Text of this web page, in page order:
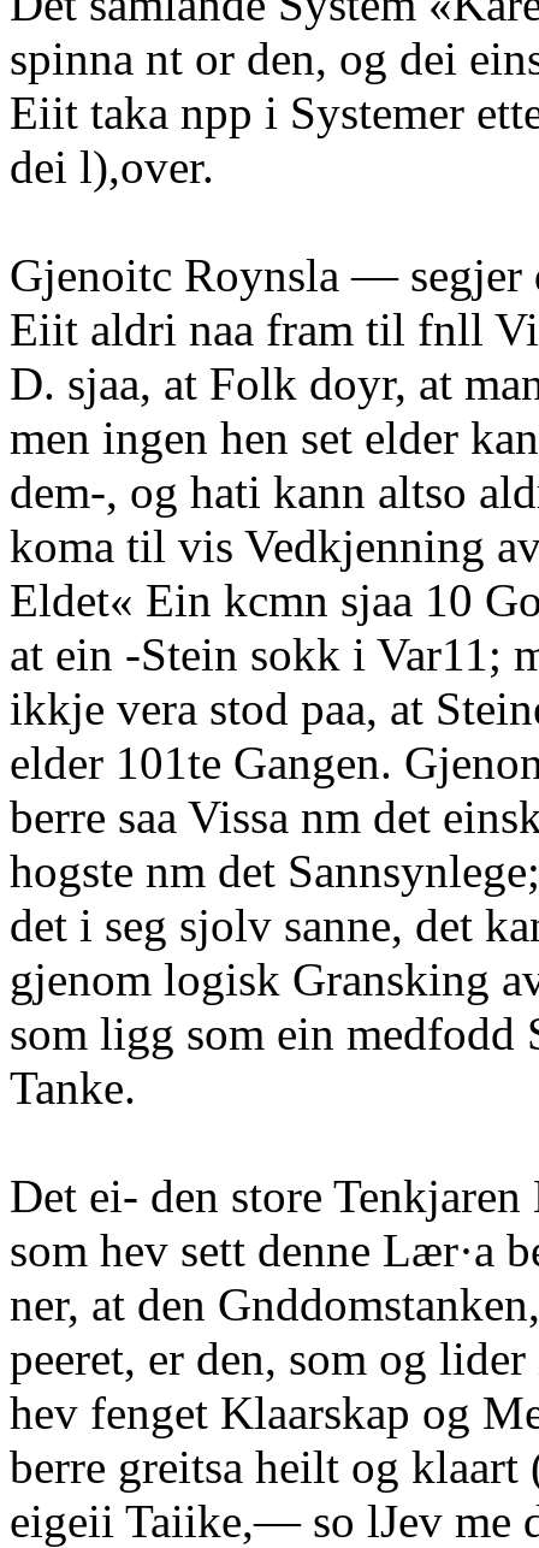
spinna nt or den, og dei
Eiit taka npp i Systemer
dei l),over.
Gjenoitc Roynsla —
Eiit aldri naa fram til fnll
D. sjaa, at Folk doyr, at
men ingen hen set elder
dem-, og hati kann altso
koma til vis Vedkjenning
Eldet« Ein kcmn sjaa 10
at ein -Stein sokk i Var11;
ikkje vera stod paa, at
elder 101te Gangen.
berre saa Vissa nm det
hogste nm det
det i seg sjolv sanne, det
gjenom logisk Gransking
som ligg som ein medfodd
Tanke.
Det ei- den store
som hev sett denne Lær·a
ner, at den
peeret, er den, som og
hev fenget Klaarskap og
berre greitsa heilt og klaart
eigeii Taiike,— so lJev me